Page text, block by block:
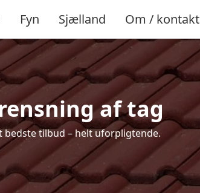
Fyn Sjælland Om / kontakt
af tag
tilbud – helt uforpligtende.